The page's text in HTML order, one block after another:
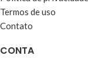
Termos de uso
Contato
CONTA